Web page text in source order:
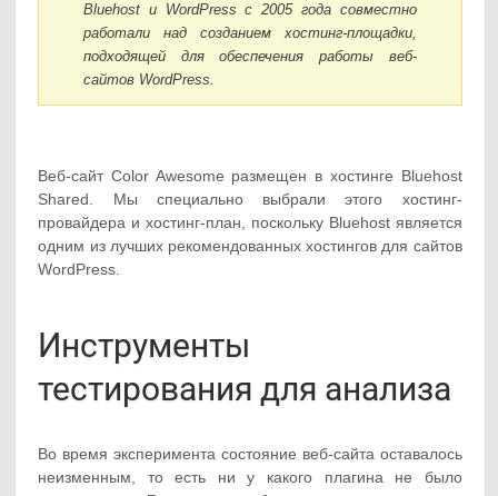
Bluehost и WordPress с 2005 года совместно
работали над созданием хостинг-площадки,
подходящей для обеспечения работы веб-
сайтов WordPress.
Веб-сайт Color Awesome размещен в хостинге Bluehost
Shared. Мы специально выбрали этого хостинг-
провайдера и хостинг-план, поскольку Bluehost является
одним из лучших рекомендованных хостингов для сайтов
WordPress.
Инструменты
тестирования для анализа
Во время эксперимента состояние веб-сайта оставалось
неизменным, то есть ни у какого плагина не было